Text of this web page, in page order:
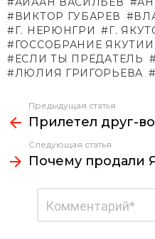
ВИКТОР ГУБАРЕВ
Г. НЕРЮНГРИ
Г.
ГОССОБРАНИЕ
ЕСЛИ ТЫ ПРЕДАТЕЛЬ
ЛЮЛИЯ ГРИГОРЬЕВА
Узнать
больше
Предыдущая статья
Прилетел друг-
Следующая статья
Почему продали
комментарий